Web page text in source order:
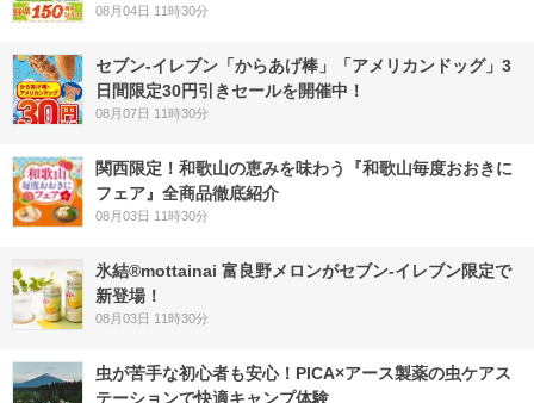
08月04日 11時30分
セブン‐イレブン「からあげ棒」「アメリカンドッグ」3
日間限定30円引きセールを開催中！
08月07日 11時30分
関西限定！和歌山の恵みを味わう『和歌山毎度おおきに
フェア』全商品徹底紹介
08月03日 11時30分
氷結®mottainai 富良野メロンがセブン‐イレブン限定で
新登場！
08月03日 11時30分
虫が苦手な初心者も安心！PICA×アース製薬の虫ケアス
テーションで快適キャンプ体験